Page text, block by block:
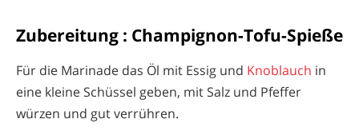
Zubereitung : Champignon-Tofu-Spieße
Für die Marinade das Öl mit Essig und Knoblauch in
eine kleine Schüssel geben, mit Salz und Pfeffer
würzen und gut verrühren.